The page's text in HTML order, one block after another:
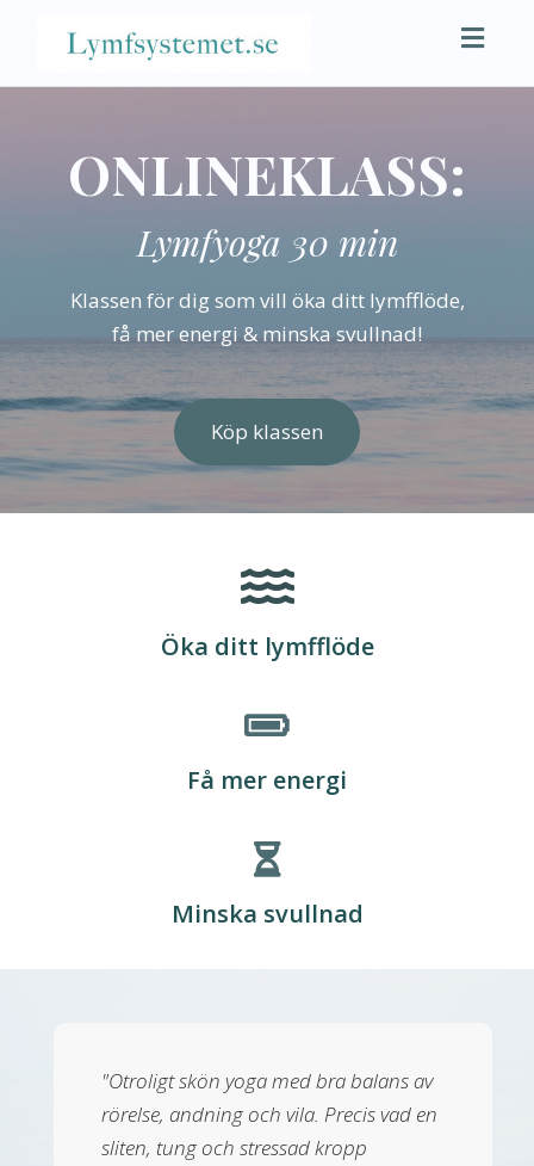
ONLINEKLASS:
Lymfyoga 30 min
Klassen för dig som vill öka ditt lymfflöde,
få mer energi & minska svullnad!
Köp klassen
Öka ditt lymfflöde
Få mer energi
Minska svullnad
"Otroligt skön yoga med bra balans av
rörelse, andning och vila. Precis vad en
sliten, tung och stressad kropp